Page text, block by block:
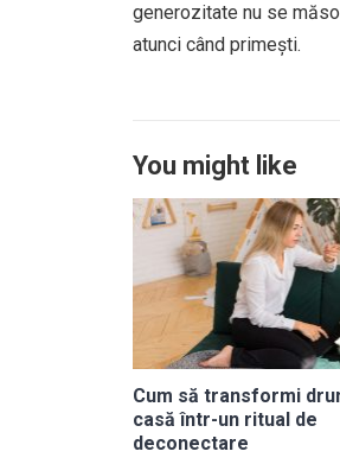
generozitate nu se
atunci când primești.
You might like
Cum să transformi
casă într-un ritual de
deconectare